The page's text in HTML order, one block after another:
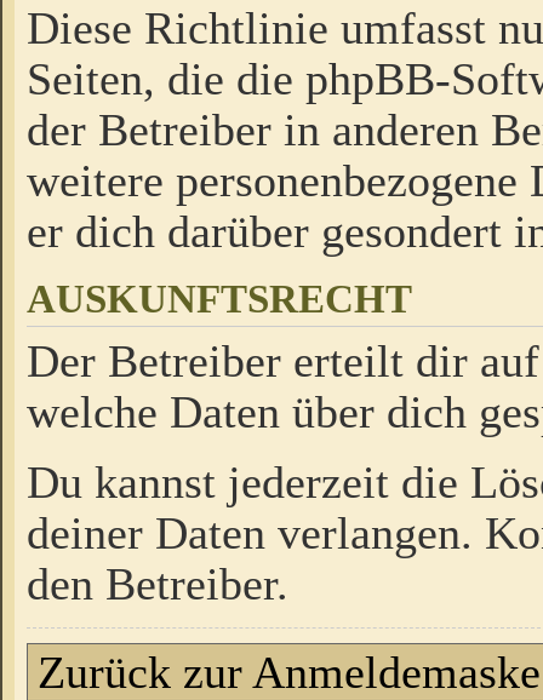
Diese Richtlinie umfasst
Seiten, die die phpBB-
der Betreiber in anderen
weitere
er dich darüber gesondert
AUSKUNFTSRECHT
Der Betreiber erteilt dir
welche Daten über dich
Du kannst jederzeit die
deiner Daten verlangen.
den Betreiber.
Zurück zur Anmeldemaske